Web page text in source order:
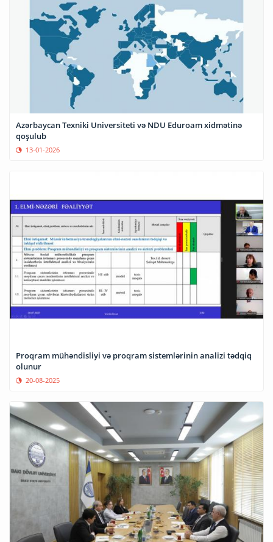
Azərbaycan Texniki Universiteti və NDU Eduroam xidmətinə
qoşulub
13-01-2026
Proqram mühəndisliyi və proqram sistemlərinin analizi tədqiq
olunur
20-08-2025